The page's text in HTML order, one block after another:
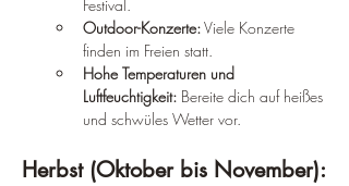
Festival.
Outdoor-Konzerte: Viele Konzerte
finden im Freien statt.
Hohe Temperaturen und
Luftfeuchtigkeit: Bereite dich auf heißes
und schwüles Wetter vor.
Herbst (Oktober bis November):